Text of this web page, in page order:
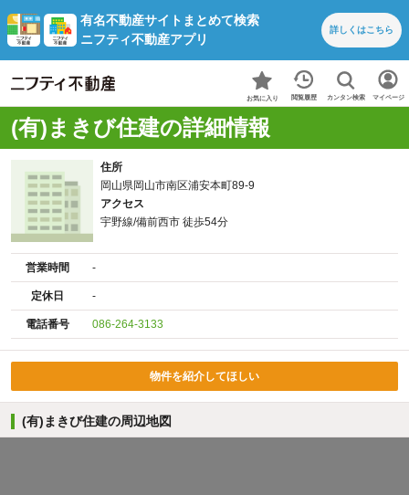
有名不動産サイトまとめて検索
ニフティ不動産アプリ
詳しくはこちら
お気に入り 閲覧履歴 カンタン検索 マイページ
(有)まきび住建の詳細情報
住所
岡山県岡山市南区浦安本町89-9
アクセス
宇野線/備前西市 徒歩54分
営業時間 -
定休日 -
電話番号 086-264-3133
物件を紹介してほしい
(有)まきび住建の周辺地図